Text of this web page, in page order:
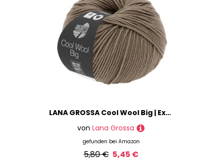
LANA GROSSA Cool Wool Big | Extrafeine Merinowolle waschmaschinenfest und filzfrei | Handstrickgarn aus 100% Schurwolle (Merino) | 50g Wolle zum Stricken & Häkeln | 120m Garn FB 686
von Lana Grossa
gefunden bei Amazon
5,80 € 5,45 €